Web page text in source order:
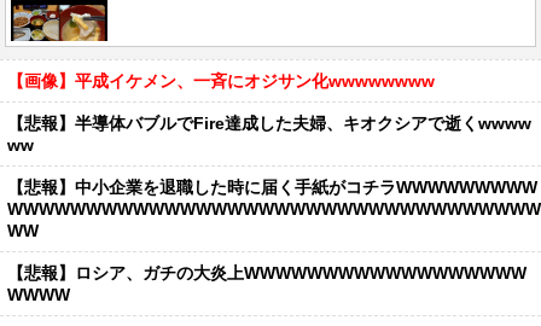
【画像】平成イケメン、一斉にオジサン化wwwwwwww
【悲報】半導体バブルでFire達成した夫婦、キオクシアで逝くwwww
ww
【悲報】中小企業を退職した時に届く手紙がコチラWWWWWWWWW
WWWWWWWWWWWWWWWWWWWWWWWWWWWWWWWWWW
WW
【悲報】ロシア、ガチの大炎上WWWWWWWWWWWWWWWWWW
WWWW